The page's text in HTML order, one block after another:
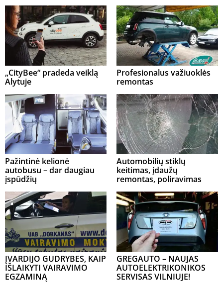
„CityBee“ pradeda veiklą
Alytuje
Profesionalus važiuoklės
remontas
Pažintinė kelionė
autobusu – dar daugiau
įspūdžių
Automobilių stiklų
keitimas, įdaužų
remontas, poliravimas
ĮVARDIJO GUDRYBES, KAIP
IŠLAIKYTI VAIRAVIMO
EGZAMINĄ
GREGAUTO – NAUJAS
AUTOELEKTRIKONIKOS
SERVISAS VILNIUJE!